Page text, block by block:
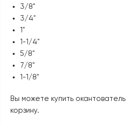
3/8"
3/4"
1"
1-1/4"
5/8"
7/8"
1-1/8"
Вы можете купить окантователь
корзину.